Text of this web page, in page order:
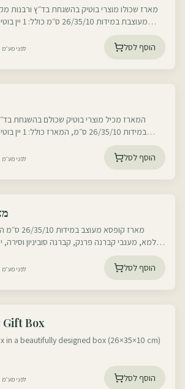
מארז שכולו מוצרי בוטיק בהשגחת בד״ץ ורבנות
מעוצבת
לפני מע״מ (₪212 כולל הוסף לסל
המארז מכיל מוצרי בוטיק שכולם בהשגחת
במידות 26/
לפני מע״מ (₪212 כולל הוסף לסל
לפני מע״מ (₪212 כולל הוסף לסל
Gift Box
in a beautifully designed box (26×35×10 cm)
לפני מע״מ (₪212 כולל הוסף לסל